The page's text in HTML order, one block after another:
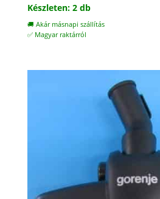
Készleten: 2 db
🚚 Akár másnapi szállítás
✅ Magyar raktárról